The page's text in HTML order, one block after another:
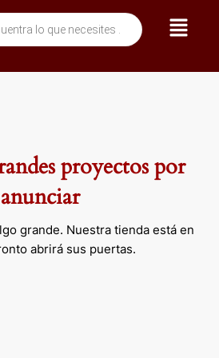
Menú
proyectos por
anunciar
grande. Nuestra tienda está en
abrirá sus puertas.